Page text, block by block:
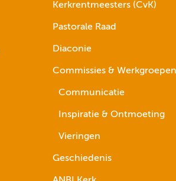
Kerkrentmeesters (CvK)
Pastorale Raad
Diaconie
Commissies & Werkgroepen
Communicatie
Inspiratie & Ontmoeting
Vieringen
Geschiedenis